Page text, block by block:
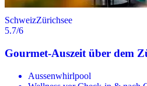
SchweizZürichsee
5.7/6
Gourmet-Auszeit über dem
Aussenwhirlpool